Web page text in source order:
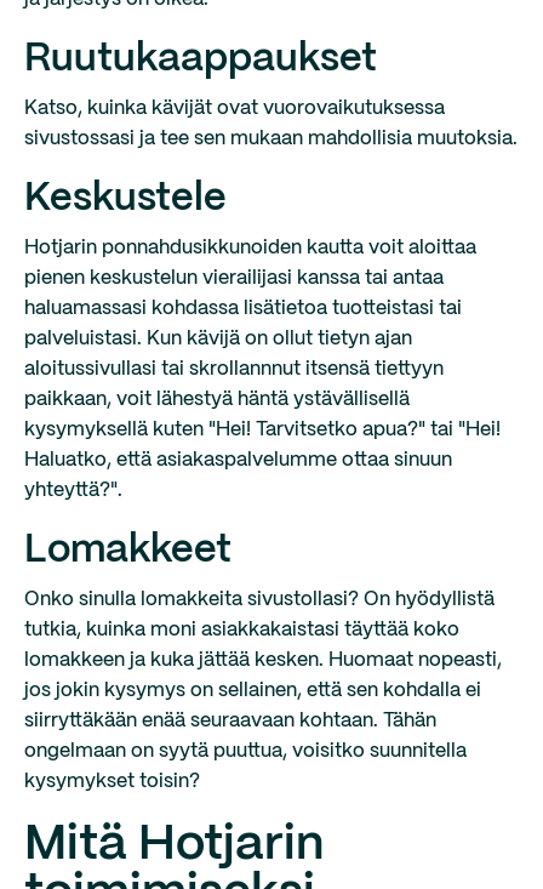
Ruutukaappaukset
Katso, kuinka kävijät ovat vuorovaikutuksessa
sivustossasi ja tee sen mukaan mahdollisia muutoksia.
Keskustele
Hotjarin ponnahdusikkunoiden kautta voit aloittaa
pienen keskustelun vierailijasi kanssa tai antaa
haluamassasi kohdassa lisätietoa tuotteistasi tai
palveluistasi. Kun kävijä on ollut tietyn ajan
aloitussivullasi tai skrollannnut itsensä tiettyyn
paikkaan, voit lähestyä häntä ystävällisellä
kysymyksellä kuten "Hei! Tarvitsetko apua?" tai "Hei!
Haluatko, että asiakaspalvelumme ottaa sinuun
yhteyttä?".
Lomakkeet
Onko sinulla lomakkeita sivustollasi? On hyödyllistä
tutkia, kuinka moni asiakkakaistasi täyttää koko
lomakkeen ja kuka jättää kesken. Huomaat nopeasti,
jos jokin kysymys on sellainen, että sen kohdalla ei
siirryttäkään enää seuraavaan kohtaan. Tähän
ongelmaan on syytä puuttua, voisitko suunnitella
kysymykset toisin?
Mitä Hotjarin